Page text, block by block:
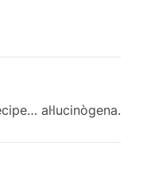
al·lucinògena.